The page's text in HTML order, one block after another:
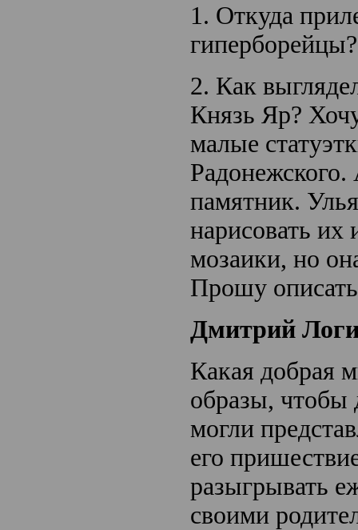
1. Откуда
2. Как
Князь Яр?
малые
памятник.
нарисовать
мозаики, но
Прошу
Дмитрий
Какая добрая
образы, чтобы
могли
его
разыгрывать
своими